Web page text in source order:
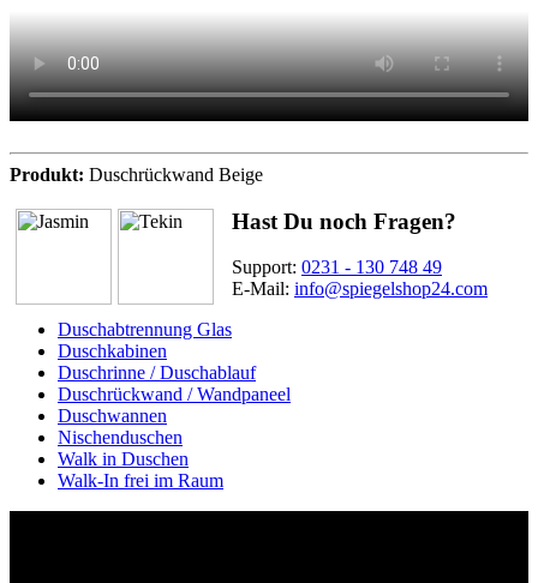
Produkt: Duschrückwand Beige
Hast Du noch Fragen?
Support: 0231 - 130 748 49
E-Mail: info@spiegelshop24.com
Duschabtrennung Glas
Duschkabinen
Duschrinne / Duschablauf
Duschrückwand / Wandpaneel
Duschwannen
Nischenduschen
Walk in Duschen
Walk-In frei im Raum